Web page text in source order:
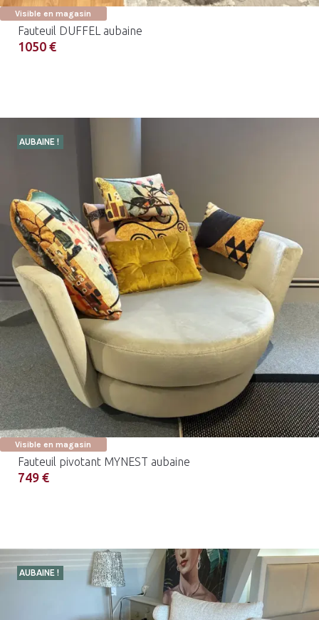
Visible en magasin
Fauteuil DUFFEL aubaine
1050 €
AUBAINE !
Visible en magasin
Fauteuil pivotant MYNEST aubaine
749 €
AUBAINE !